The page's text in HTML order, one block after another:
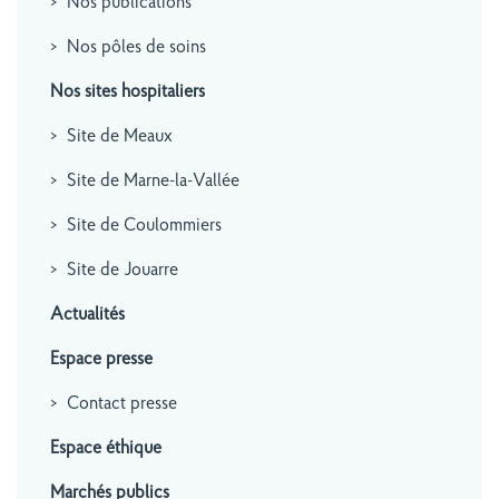
Nos pôles de soins
Nos sites hospitaliers
Site de Meaux
Site de Marne-la-Vallée
Site de Coulommiers
Site de Jouarre
Actualités
Espace presse
Contact presse
Espace éthique
Marchés publics